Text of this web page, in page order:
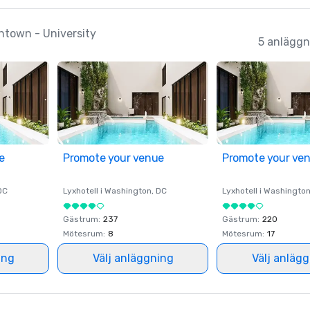
gästupplevelse. Kombinerat
boutique-atmosfär, anslutet
dubbla hotell, flexibelt
prisbelönt gästtillfredsställelse,
kan boka med förtroende och
deras deltagare kommer att
- University
5
Promote your venue
Lyxhotell i Washington, DC
Gästrum: 237
Mötesrum: 8
Välj anläggning
Promote your
Lyxhotell i Washington
Gästrum: 220
Mötesrum: 17
Välj